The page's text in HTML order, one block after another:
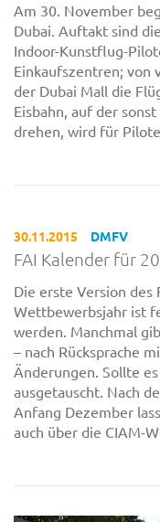
Am 30. November
Dubai. Auftakt sind
Indoor-Kunstflug-
Einkaufszentren; von
der Dubai Mall die
Eisbahn, auf der
drehen, wird für
30.11.2015 DMFV
FAI Kalender für
Die erste Version des
Wettbewerbsjahr ist
werden. Manchmal
– nach Rücksprache
Änderungen. Sollte
ausgetauscht. Nach
Anfang Dezember
auch über die CIAM-